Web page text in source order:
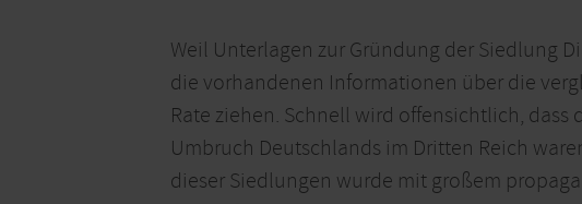
Weil Unterlagen zur Gründung der Siedlung
die vorhandenen Informationen über die
Rate ziehen. Schnell wird offensichtlich,
Umbruch Deutschlands im Dritten Reich
dieser Siedlungen wurde mit großem